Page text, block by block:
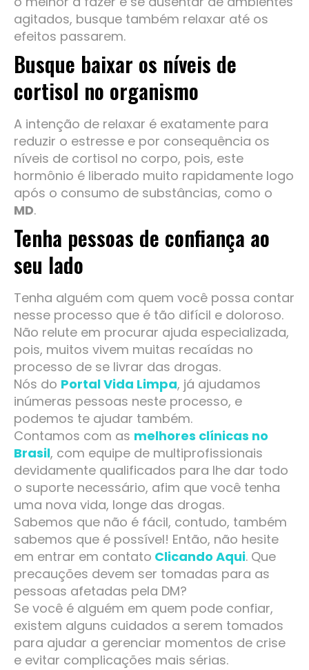
agitados, busque também relaxar até os
efeitos passarem.
Busque baixar os níveis de
cortisol no organismo
A intenção de relaxar é exatamente para
reduzir o estresse e por consequência os
níveis de cortisol no corpo, pois, este
hormônio é liberado muito rapidamente logo
após o consumo de substâncias, como o
MD.
Tenha pessoas de confiança ao
seu lado
Tenha alguém com quem você possa contar
nesse processo que é tão difícil e doloroso.
Não relute em procurar ajuda especializada,
pois, muitos vivem muitas recaídas no
processo de se livrar das drogas.
Nós do Portal Vida Limpa, já ajudamos
inúmeras pessoas neste processo, e
podemos te ajudar também.
Contamos com as melhores clínicas no
Brasil, com equipe de multiprofissionais
devidamente qualificados para lhe dar todo
o suporte necessário, afim que você tenha
uma nova vida, longe das drogas.
Sabemos que não é fácil, contudo, também
sabemos que é possível! Então, não hesite
em entrar em contato Clicando Aqui. Que
precauções devem ser tomadas para as
pessoas afetadas pela DM?
Se você é alguém em quem pode confiar,
existem alguns cuidados a serem tomados
para ajudar a gerenciar momentos de crise
e evitar complicações mais sérias.